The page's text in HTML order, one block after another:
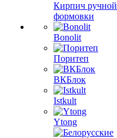
Кирпич ручной
формовки
Bonolit
Поритеп
ВКБлок
Istkult
Ytong